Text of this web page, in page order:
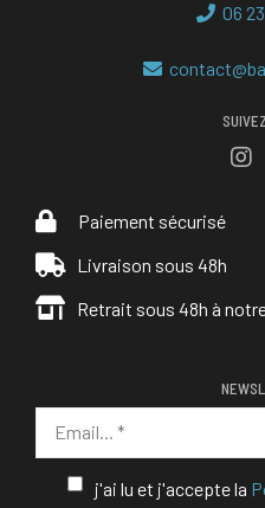
06
Paiement sécurisé
Livraison sous 48h
Retrait sous 48h à
j'ai lu et j'accepte la